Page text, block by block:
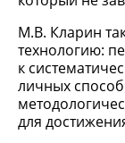
М.В. Кларин
технологию:
к
личных
для